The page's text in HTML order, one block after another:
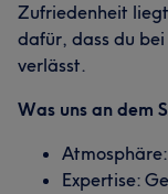
Zufriedenheit
dafür, dass du
verlässt.
Was uns an dem
Expertise: